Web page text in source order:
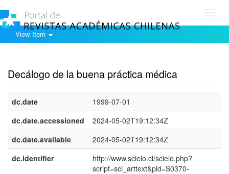
View Item
Decálogo de la buena práctica médica
dc.date
1999-07-01
dc.date.accessioned
2024-05-02T19:12:34Z
dc.date.available
2024-05-02T19:12:34Z
dc.identifier
http://www.scielo.cl/scielo.php?
script=sci_arttext&pid=S0370-